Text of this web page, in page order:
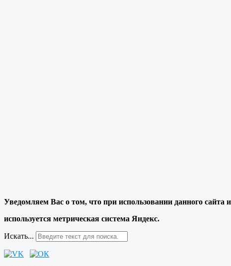
Уведомляем Вас о том, что при использовании данного сайта
используется метрическая система Яндекс.
Искать...